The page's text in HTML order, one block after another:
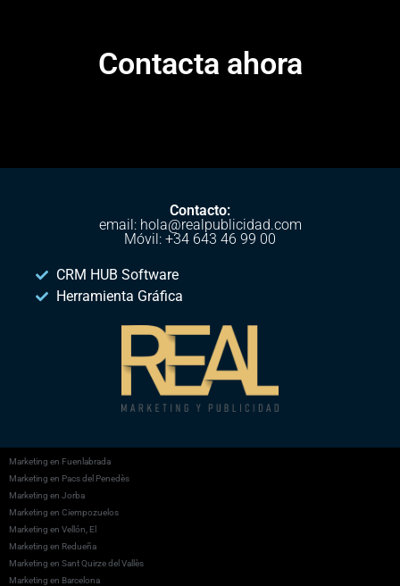
Contacta ahora
Contacto:
email: hola@realpublicidad.com
Móvil: +34 643 46 99 00
CRM HUB Software
Herramienta Gráfica
Marketing en Fuenlabrada
Marketing en Pacs del Penedès
Marketing en Jorba
Marketing en Ciempozuelos
Marketing en Vellón, El
Marketing en Redueña
Marketing en Sant Quirze del Vallès
Marketing en Barcelona